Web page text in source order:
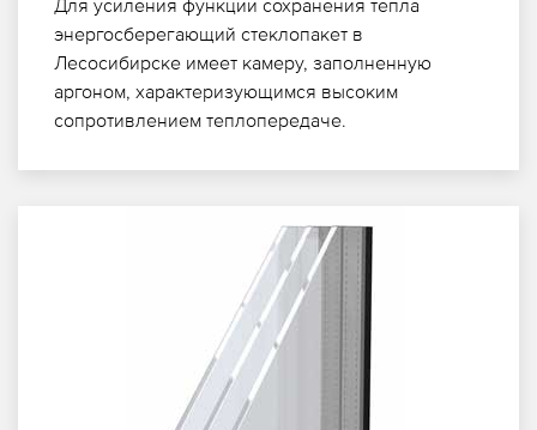
Для усиления функции сохранения тепла
энергосберегающий стеклопакет в
Лесосибирске имеет камеру, заполненную
аргоном, характеризующимся высоким
сопротивлением теплопередаче.